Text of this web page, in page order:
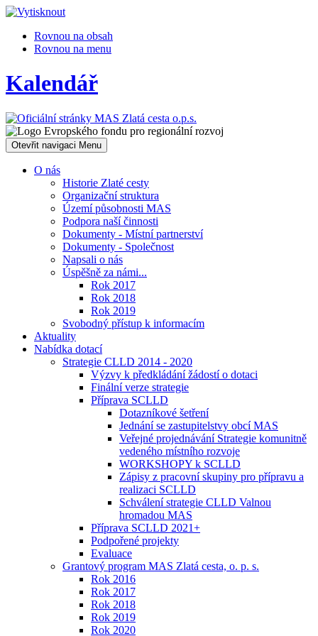
Rovnou na obsah
Rovnou na menu
Kalendář
Otevřit navigaci Menu
O nás
Historie Zlaté cesty
Organizační struktura
Území působnosti MAS
Podpora naší činnosti
Dokumenty - Místní partnerství
Dokumenty - Společnost
Napsali o nás
Úspěšně za námi...
Rok 2017
Rok 2018
Rok 2019
Svobodný přístup k informacím
Aktuality
Nabídka dotací
Strategie CLLD 2014 - 2020
Výzvy k předkládání žádostí o dotaci
Finální verze strategie
Příprava SCLLD
Dotazníkové šetření
Jednání se zastupitelstvy obcí MAS
Veřejné projednávání Strategie komunitně
vedeného místního rozvoje
WORKSHOPY k SCLLD
Zápisy z pracovní skupiny pro přípravu a
realizaci SCLLD
Schválení strategie CLLD Valnou
hromadou MAS
Příprava SCLLD 2021+
Podpořené projekty
Evaluace
Grantový program MAS Zlatá cesta, o. p. s.
Rok 2016
Rok 2017
Rok 2018
Rok 2019
Rok 2020